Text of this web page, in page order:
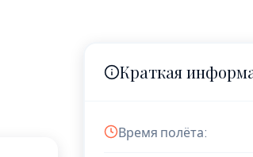
Краткая
Время полёта: